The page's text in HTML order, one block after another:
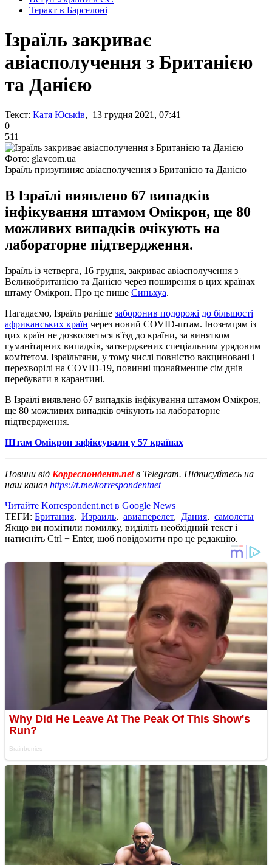
Теракт в Барселоні
Ізраїль закриває
авіасполучення з Британією
та Данією
Текст: Катя Юськів, 13 грудня 2021, 07:41
0
511
Фото: glavcom.ua
Ізраїль призупиняє авіасполучення з Британією та Данією
В Ізраїлі виявлено 67 випадків
інфікування штамом Омікрон, ще 80
можливих випадків очікують на
лабораторне підтвердження.
Ізраїль із четверга, 16 грудня, закриває авіасполучення з
Великобританією та Данією через поширення в цих країнах
штаму Омікрон. Про це пише Синьхуа.
Нагадаємо, Ізраїль раніше заборонив подорожі до більшості
африканських країн через новий COVID-штам. Іноземцям із
цих країн не дозволяється в'їзд до країни, за винятком
гуманітарних випадків, затверджених спеціальним урядовим
комітетом. Ізраїльтяни, у тому числі повністю вакциновані і
перехворілі на COVID-19, повинні щонайменше сім днів
перебувати в карантині.
В Ізраїлі виявлено 67 випадків інфікування штамом Омікрон,
ще 80 можливих випадків очікують на лабораторне
підтвердження.
Штам Омікрон зафіксували у 57 країнах
Новини від Корреспондент.netв Telegram. Підписуйтесь на
наш канал https://t.me/korrespondentnet
Читайте Korrespondent.net в Google News
ТЕГИ: Британия, Израиль, авиаперелет, Дания, самолеты
Якщо ви помітили помилку, виділіть необхідний текст і
натисніть Ctrl + Enter, щоб повідомити про це редакцію.